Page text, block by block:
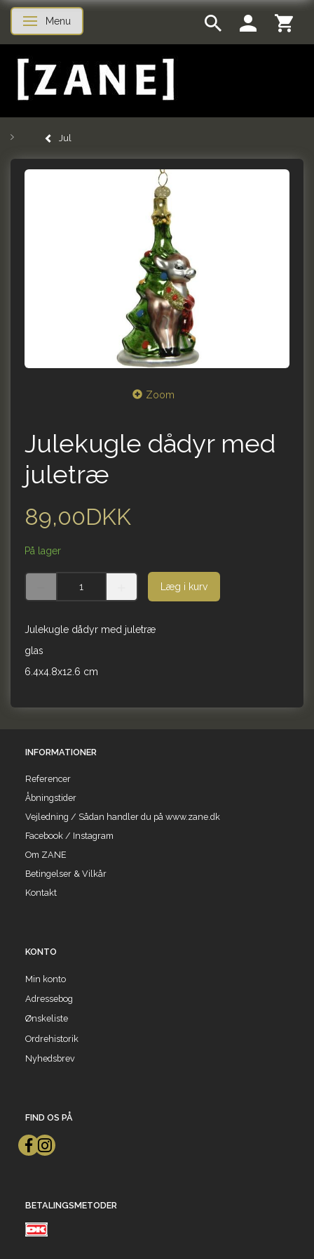
Skifte navigation
Menu
Jul
Zoom
Julekugle dådyr med
juletræ
89,00DKK
På lager
Læg i kurv
Julekugle dådyr med juletræ
glas
6.4x4.8x12.6 cm
INFORMATIONER
Referencer
Åbningstider
Vejledning / Sådan handler du på www.zane.dk
Facebook / Instagram
Om ZANE
Betingelser & Vilkår
Kontakt
KONTO
Min konto
Adressebog
Ønskeliste
Ordrehistorik
Nyhedsbrev
FIND OS PÅ
BETALINGSMETODER